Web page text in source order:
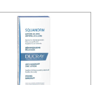
su KELUAL
DS
CREMA
40ML
23